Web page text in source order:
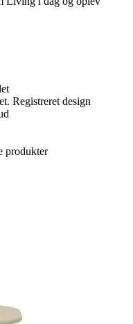
Registreret design
produkter